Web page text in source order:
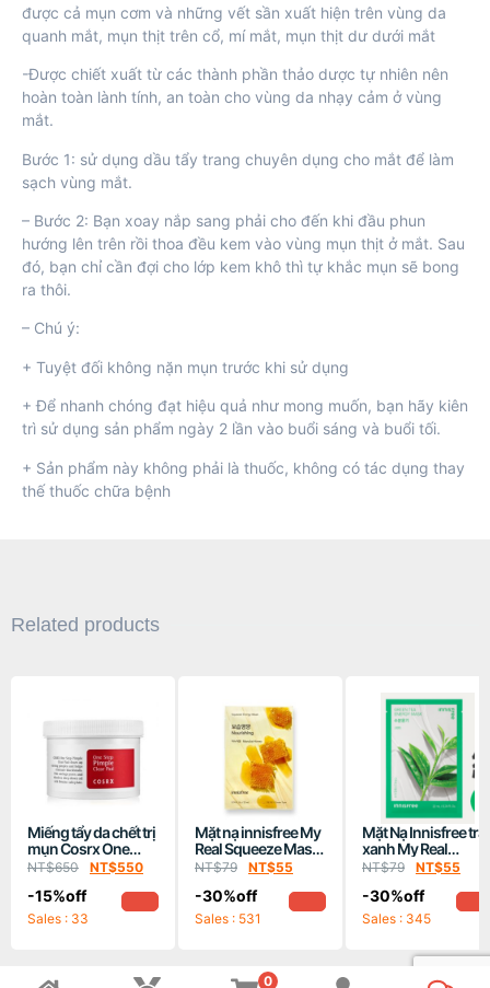
được cả mụn cơm và những vết sần xuất hiện trên vùng da
quanh mắt, mụn thịt trên cổ, mí mắt, mụn thịt dư dưới mắt
-Được chiết xuất từ các thành phần thảo dược tự nhiên nên
hoàn toàn lành tính, an toàn cho vùng da nhạy cảm ở vùng
mắt.
Bước 1: sử dụng dầu tẩy trang chuyên dụng cho mắt để làm
sạch vùng mắt.
– Bước 2: Bạn xoay nắp sang phải cho đến khi đầu phun
hướng lên trên rồi thoa đều kem vào vùng mụn thịt ở mắt. Sau
đó, bạn chỉ cần đợi cho lớp kem khô thì tự khắc mụn sẽ bong
ra thôi.
– Chú ý:
+ Tuyệt đối không nặn mụn trước khi sử dụng
+ Để nhanh chóng đạt hiệu quả như mong muốn, bạn hãy kiên
trì sử dụng sản phẩm ngày 2 lần vào buổi sáng và buổi tối.
+ Sản phẩm này không phải là thuốc, không có tác dụng thay
thế thuốc chữa bệnh
Related products
Miếng tẩy da chết trị
mụn Cosrx One
Step original Clear
NT$650 NT$550
-15%off
Sales : 33
Mặt nạ innisfree My
Real Squeeze Mask
– Honey ( Mật ong)
NT$79 NT$55
-30%off
Sales : 531
Mặt Nạ Innisfree trà
xanh My Real
Squeeze Mask EX
NT$79 NT$55
-30%off
Sales : 345
0